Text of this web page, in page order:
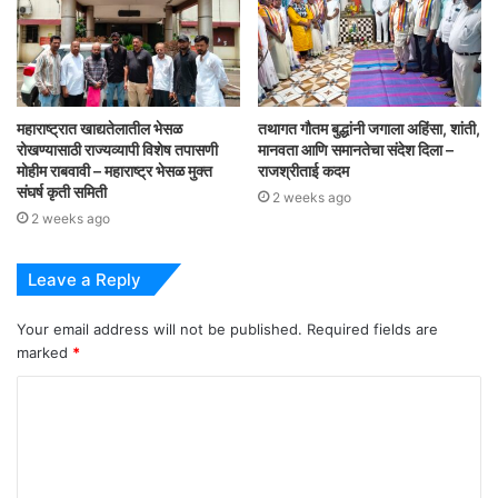
महाराष्ट्रात खाद्यतेलातील भेसळ
रोखण्यासाठी राज्यव्यापी विशेष तपासणी
मोहीम राबवावी – महाराष्ट्र भेसळ मुक्त
संघर्ष कृती समिती
2 weeks ago
तथागत गौतम बुद्धांनी जगाला अहिंसा, शांती,
मानवता आणि समानतेचा संदेश दिला –
राजश्रीताई कदम
2 weeks ago
Leave a Reply
Your email address will not be published. Required fields are
marked *